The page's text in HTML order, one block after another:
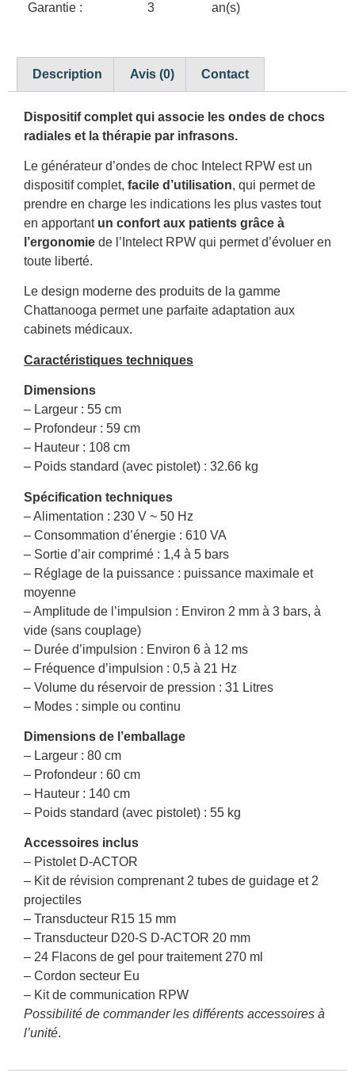
Garantie :
3 an(s)
Description Avis (0) Contact
Dispositif complet qui associe les ondes de chocs
radiales et la thérapie par infrasons.
Le générateur d’ondes de choc Intelect RPW est un
dispositif complet, facile d’utilisation, qui permet de
prendre en charge les indications les plus vastes tout
en apportant un confort aux patients grâce à
l’ergonomie de l’Intelect RPW qui permet d’évoluer en
toute liberté.
Le design moderne des produits de la gamme
Chattanooga permet une parfaite adaptation aux
cabinets médicaux.
Caractéristiques techniques
Dimensions
– Largeur : 55 cm
– Profondeur : 59 cm
– Hauteur : 108 cm
– Poids standard (avec pistolet) : 32.66 kg
Spécification techniques
– Alimentation : 230 V ~ 50 Hz
– Consommation d’énergie : 610 VA
– Sortie d’air comprimé : 1,4 à 5 bars
– Réglage de la puissance : puissance maximale et
moyenne
– Amplitude de l’impulsion : Environ 2 mm à 3 bars, à
vide (sans couplage)
– Durée d’impulsion : Environ 6 à 12 ms
– Fréquence d’impulsion : 0,5 à 21 Hz
– Volume du réservoir de pression : 31 Litres
– Modes : simple ou continu
Dimensions de l’emballage
– Largeur : 80 cm
– Profondeur : 60 cm
– Hauteur : 140 cm
– Poids standard (avec pistolet) : 55 kg
Accessoires inclus
– Pistolet D-ACTOR
– Kit de révision comprenant 2 tubes de guidage et 2
projectiles
– Transducteur R15 15 mm
– Transducteur D20-S D-ACTOR 20 mm
– 24 Flacons de gel pour traitement 270 ml
– Cordon secteur Eu
– Kit de communication RPW
Possibilité de commander les différents accessoires à
l’unité.